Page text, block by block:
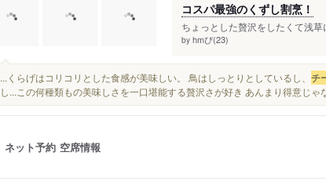
コスパ最強のくずし割烹！
ちょっとした贅沢をしたくて浅
by hmぴ(23)
...くらげはコリコリとした食感が美味しい。 鳥はしっとりとしているし、 チ
し...この何種類もの美味しさを一口堪能する贅沢さが好き あんまり得意じゃ
ネット予約 空席情報